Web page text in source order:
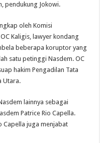
pendukung Jokowi.
oleh Komisi
Kaligis, lawyer kondang
beberapa koruptor yang
satu petinggi Nasdem. OC
hakim Pengadilan Tata
Utara.
lainnya sebagai
Patrice Rio Capella.
Capella juga menjabat